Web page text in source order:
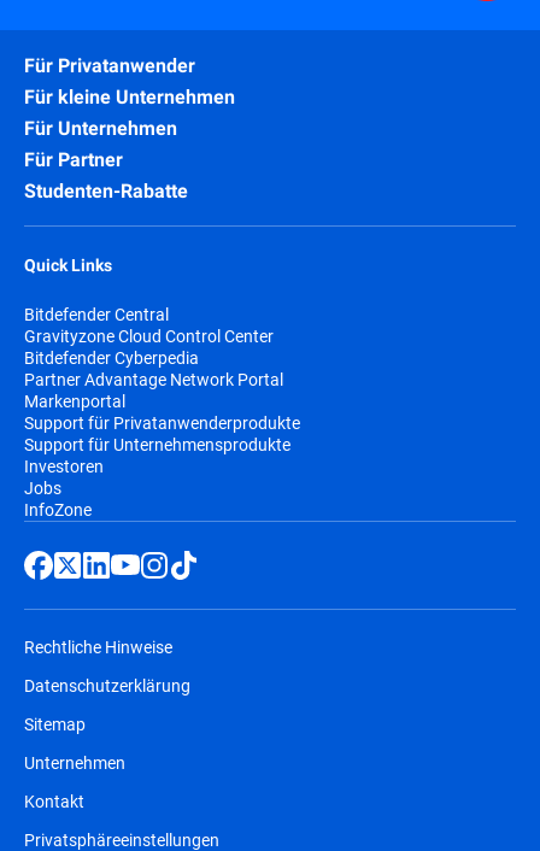
Für Privatanwender
Für kleine Unternehmen
Für Unternehmen
Für Partner
Studenten-Rabatte
Quick Links
Bitdefender Central
Gravityzone Cloud Control Center
Bitdefender Cyberpedia
Partner Advantage Network Portal
Markenportal
Support für Privatanwenderprodukte
Support für Unternehmensprodukte
Investoren
Jobs
InfoZone
Rechtliche Hinweise
Datenschutzerklärung
Sitemap
Unternehmen
Kontakt
Privatsphäreeinstellungen